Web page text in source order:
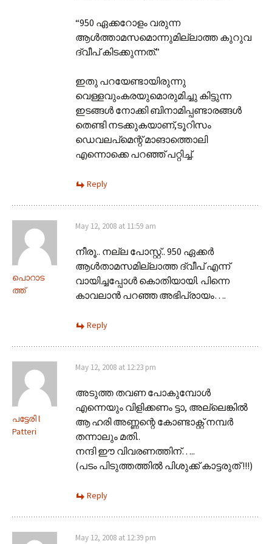
“950 ഏക്കറോളം വരുന്ന
ആള്‍ത്താമസമൊന്നുമില്ലാത്ത കുറുവ
ദ്വീപ് കിടക്കുന്നത്.”
ഇതു പറയേണ്ടായിരുന്നു
വെള്ളവുംകരയുമൊരുമിച്ചു കിട്ടുന്ന
ഇടങ്ങള്‍ നോക്കി ബിനാമിപ്പണ്ടാരങ്ങള്‍
തെണ്ടി നടക്കുകയാണ്,ടൂറിസം
ഡെവലപ്മെന്റ് മാങാത്തൊലി
എന്നൊക്കെ പറഞ്ഞ് പറ്റിച്ച്.
Reply
പൊറാട
ത്ത്
May 12, 2008 at 11:59 am
നീരൂ.. നല്ല പോസ്റ്റ്.. 950 ഏക്കര്‍
ആള്‍താമസമില്ലാത്ത ദ്വീപ് എന്ന്
വായിച്ചപ്പോള്‍ കൊതിയായി. പിന്നെ
കാവലാന്‍ പറഞ്ഞ അഭിപ്രായം….
Reply
പട്ടേരി l
Patteri
May 12, 2008 at 12:23 pm
അടുത്ത തവണ പോകുമ്പോള്‍
എന്നെയും വിളിക്കണം ട്ടാ, അല്ലെങ്കില്‍
ആ ഹരി അണ്ണന്റെ കോണ്ടാക്റ്റ് നമ്പര്‍
തന്നാലും മതി..
നന്ദി ഈ വിവരണത്തിന്…..
(പടം പിടുത്തത്തില്‍ പിശുക്ക് കാട്ടരുത് !!!)
Reply
May 12, 2008 at 12:39 pm